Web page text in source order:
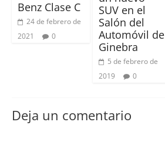
Benz Clase C
24 de febrero de
2021
0
SUV en el
Salón del
Automóvil de
Ginebra
5 de febrero de
2019
0
Deja un comentario